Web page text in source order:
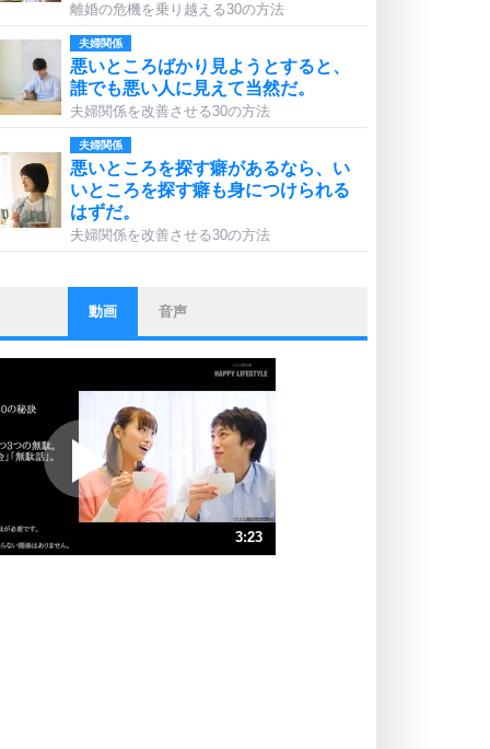
離婚の危機を乗り越える30の方法
夫婦関係
悪いところばかり見ようとすると、
誰でも悪い人に見えて当然だ。
夫婦関係を改善させる30の方法
夫婦関係
悪いところを探す癖があるなら、い
いところを探す癖も身につけられる
はずだ。
夫婦関係を改善させる30の方法
ストレス対策
他人と比べない。
いっそのこと、他人を見ない。
プラス思考
ポジティブになれない原因は、行動
しないから。
ポジティブ思考になる30の方法
ストレス対策
動画 音声
3:23